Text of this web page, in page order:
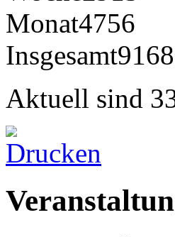
Monat4756
Insgesamt
Aktuell sind